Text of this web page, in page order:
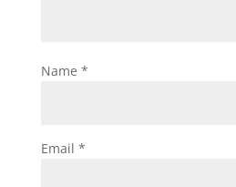
Name *
Email *